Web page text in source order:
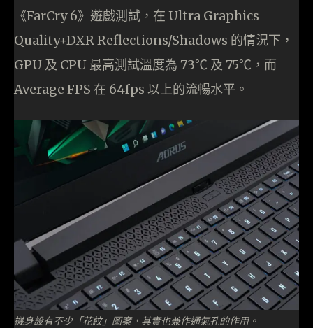
《FarCry 6》遊戲測試，在 Ultra Graphics
Quality+DXR Reflections/Shadows 的情況下，
GPU 及 CPU 最高測試溫度為 73℃ 及 75℃，而
Average FPS 在 64fps 以上的流暢水平。
機身設有不少「花紋」圖案，其實也兼作通氣孔的作用。